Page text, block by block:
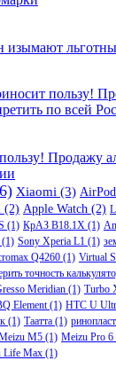
изымают
Продажу
Xiaomi (3)
(2) Apple Watch (2)
(1) КрАЗ В18.1Х (1)
(1) Sony Xperia L1 (1)
Q4260 (1) Virtual
точность
Meridian (1) Turbo
Element(1) HTC U
(1) Таатта (1)
M5 (1) Meizu Pro 6
Life Max (1)